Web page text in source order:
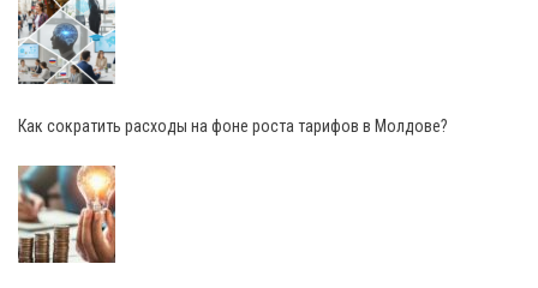
Как сократить расходы на фоне роста тарифов в Молдове?